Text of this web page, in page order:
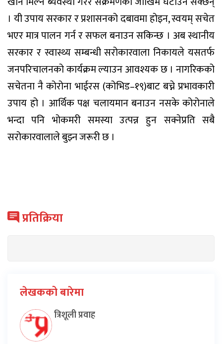
। यी उपाय सरकार र प्रशासनको दबावमा होइन, स्वयम् सचेत
भएर मात्र पालन गर्न र सफल बनाउन सकिन्छ । अब स्थानीय
सरकार र स्वास्थ्य सम्बन्धी सरोकारवाला निकायले यसतर्फ
जनपरिचालनको कार्यक्रम ल्याउन आवश्यक छ । नागरिकको
सचेतना नै कोरोना भाईरस (कोभिड–१९)बाट बच्ने प्रभावकारी
उपाय हो । आर्थिक पक्ष चलायमान बनाउन नसके कोरोनाले
भन्दा पनि भोकमरी समस्या उत्पन्न हुन सक्नेप्रति सबै
सरोकारवालाले बुझ्न जरूरी छ ।
प्रतिक्रिया
लेखकको बारेमा
त्रिशूली प्रवाह